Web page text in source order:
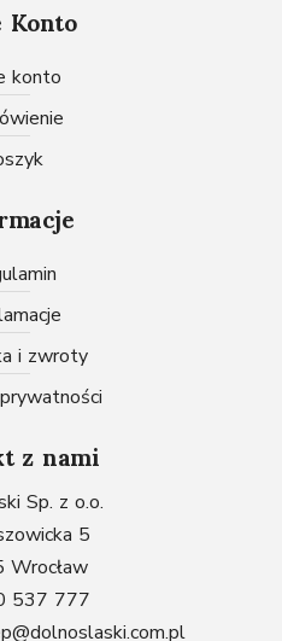
Konto
konto
i zwroty
z nami
Sp. z o.o.
5
537 777